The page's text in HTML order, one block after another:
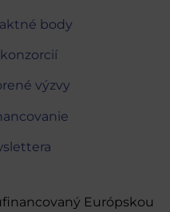
body
výzvy
Európskou